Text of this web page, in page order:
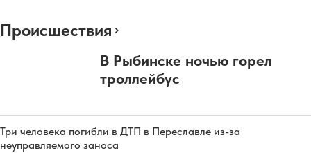
Происшествия
В Рыбинске ночью горел
троллейбус
Три человека погибли в ДТП в Переславле из-за
неуправляемого заноса